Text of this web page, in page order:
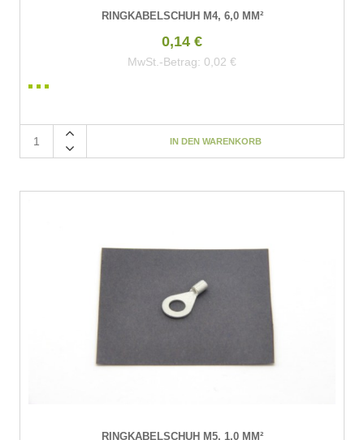
RINGKABELSCHUH M4, 6,0 MM²
0,14 €
MwSt.-Betrag: 0,02 €
RINGKABELSCHUH M5, 1,0 MM²